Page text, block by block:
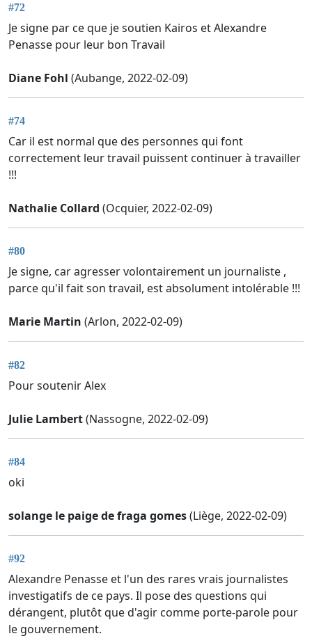
#72
Je signe par ce que je soutien Kairos et Alexandre
Penasse pour leur bon Travail
Diane Fohl (Aubange, 2022-02-09)
#74
Car il est normal que des personnes qui font
correctement leur travail puissent continuer à travailler
!!!
Nathalie Collard (Ocquier, 2022-02-09)
#80
Je signe, car agresser volontairement un journaliste ,
parce qu'il fait son travail, est absolument intolérable !!!
Marie Martin (Arlon, 2022-02-09)
#82
Pour soutenir Alex
Julie Lambert(Nassogne, 2022-02-09)
#84
oki
solange le paige de fraga gomes(Liège, 2022-02-09)
#92
Alexandre Penasse et l'un des rares vrais journalistes
investigatifs de ce pays. Il pose des questions qui
dérangent, plutôt que d'agir comme porte-parole pour
le gouvernement.